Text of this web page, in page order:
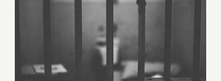
Wat zijn voorwaardelijke en
onvoorwaardelijke
gevangenisstraffen?